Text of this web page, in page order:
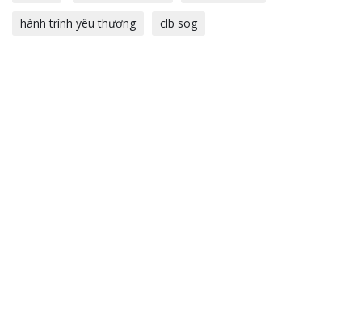
hành trình yêu thương clb sog